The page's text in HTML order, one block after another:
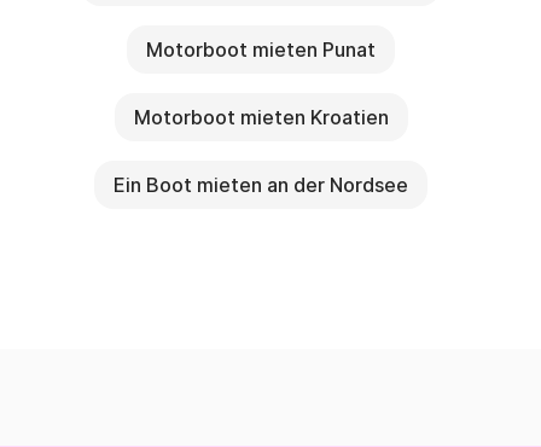
Motorboot mieten Punat
Motorboot mieten Kroatien
Ein Boot mieten an der Nordsee